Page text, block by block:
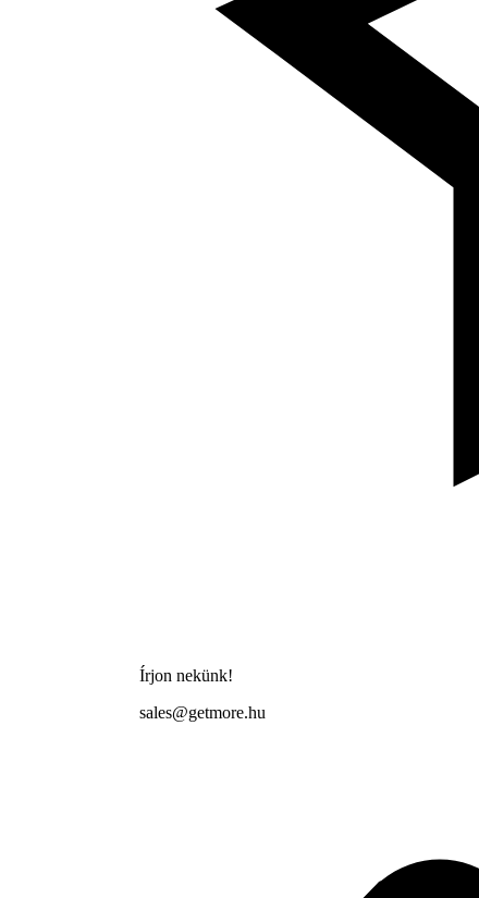
Írjon nekünk!
sales@getmore.hu